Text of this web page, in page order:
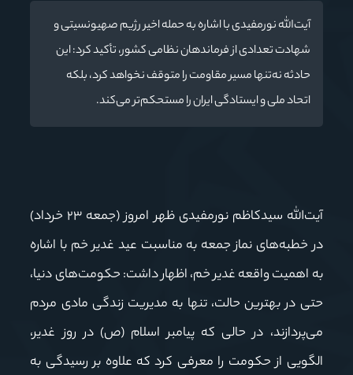
آیت‌الله نورمفیدی با اشاره به حمله اخیر رژیم صهیونسیتی و
شهادت تعدادی از فرماندهان نظامی کشور، تأکید کرد: این
حادثه نه‌تنها مسیر مقاومت را متوقف نخواهد کرد، بلکه
اتحاد ملی و ایستادگی ایران را مستحکم‌تر می‌کند.
آیت‌الله سیدکاظم نورمفیدی ظهر امروز (جمعه ٢٣ خرداد)
در خطبه‌های نماز جمعه به مناسبت عید غدیر خم با اشاره
به اهمیت واقعه غدیر خم، اظهار داشت: حکومت‌های دنیا،
حتی در بهترین حالت، تنها به مدیریت زندگی مادی مردم
می‌پردازند، در حالی که پیامبر اسلام (ص) در روز غدیر،
الگویی از حکومت را معرفی کرد که علاوه بر رسیدگی به